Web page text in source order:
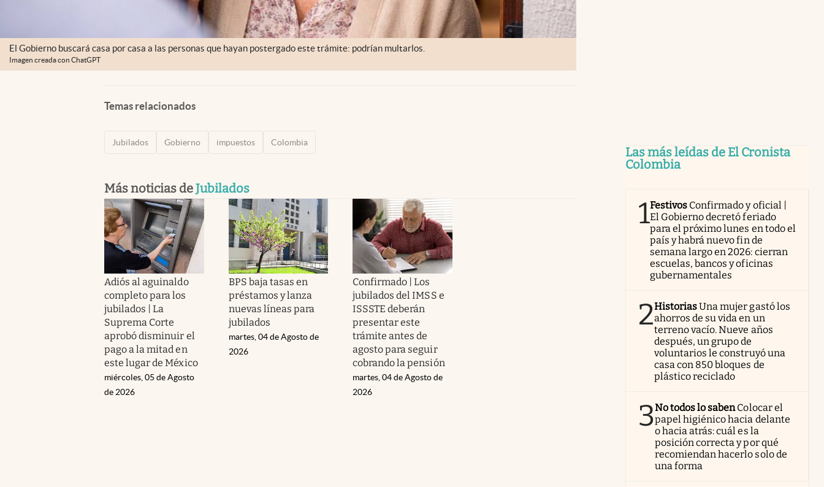
El Gobierno buscará casa por casa a las personas que hayan postergado este trámite: podrían multarlos.
Imagen creada con ChatGPT
Temas relacionados
Jubilados Gobierno impuestos Colombia
Más noticias deJubilados
Adiós al aguinaldo
completo para los
jubilados | La
Suprema Corte
aprobó disminuir el
pago a la mitad en
este lugar de México
miércoles, 05 de Agosto
de 2026
BPS baja tasas en
préstamos y lanza
nuevas líneas para
jubilados
martes, 04 de Agosto de
2026
Confirmado | Los
jubilados del IMSS e
ISSSTE deberán
presentar este
trámite antes de
agosto para seguir
cobrando la pensión
martes, 04 de Agosto de
2026
Las más leídas de El Cronista
Colombia
1Festivos Confirmado y oficial |
El Gobierno decretó feriado
para el próximo lunes en todo el
país y habrá nuevo fin de
semana largo en 2026: cierran
escuelas, bancos y oficinas
gubernamentales
2HistoriasUna mujer gastó los
ahorros de su vida en un
terreno vacío. Nueve años
después, un grupo de
voluntarios le construyó una
casa con 850 bloques de
plástico reciclado
3No todos lo sabenColocar el
papel higiénico hacia delante
o hacia atrás: cuál es la
posición correcta y por qué
recomiendan hacerlo solo de
una forma